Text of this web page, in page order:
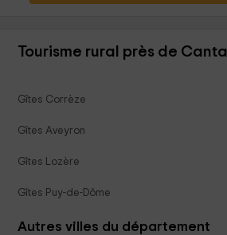
Tourisme rural près de Cantal
Gîtes Corrèze
Gîtes Aveyron
Gîtes Lozère
Gîtes Puy-de-Dôme
Autres villes du département